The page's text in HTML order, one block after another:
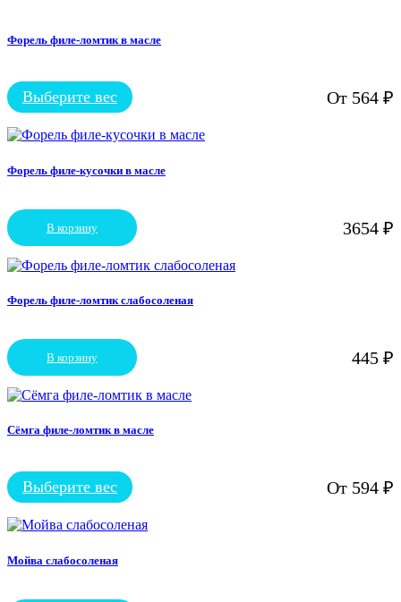
Форель филе-ломтик в масле
От 564 ₽
Выберите вес
Этот
имеет
вариаций.
выбрать
на
странице
товара.
Форель филе-кусочки в масле
3654 ₽
В корзину
Форель филе-ломтик слабосоленая
445 ₽
В корзину
Сёмга филе-ломтик в масле
От 594 ₽
Выберите вес
Этот
имеет
вариаций.
Мойва слабосоленая